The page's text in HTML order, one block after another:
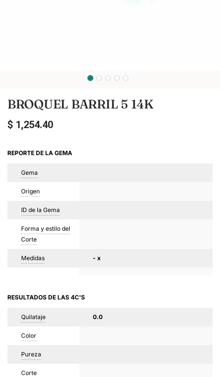
BROQUEL BARRIL 5 14K
$ 1,254.40
REPORTE DE LA GEMA
Gema
Origen
ID de la Gema
Forma y estilo del
Corte
Medidas - x
RESULTADOS DE LAS 4C'S
Quilataje 0.0
Color
Pureza
Corte